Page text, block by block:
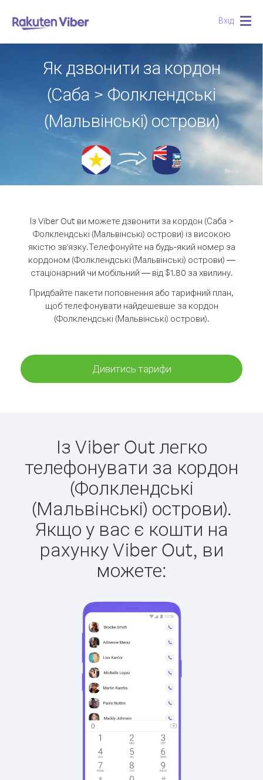
Вхід
Як дзвонити за кордон
(Саба > Фолклендські
(Мальвінські) острови)
Із Viber Out ви можете дзвонити за кордон (Саба >
Фолклендські (Мальвінські) острови) із високою
якістю зв'язку.Телефонуйте на будь-який номер за
кордоном (Фолклендські (Мальвінські) острови) —
стаціонарний чи мобільний — від $1.80 за хвилину.
Придбайте пакети поповнення або тарифний план,
щоб телефонувати найдешевше за кордон
(Фолклендські (Мальвінські) острови).
Дивитись тарифи
Із Viber Out легко
телефонувати за кордон
(Фолклендські
(Мальвінські) острови).
Якщо у вас є кошти на
рахунку Viber Out, ви
можете: